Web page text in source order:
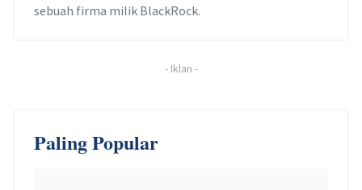
sebuah firma milik BlackRock.
- Iklan -
Paling Popular